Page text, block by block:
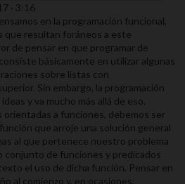
· 3:16
en la programación funcional,
que resultan foráneos a este
de pensar en que programar de
básicamente en utilizar algunas
sobre listas con
Sin embargo, la programación
y va mucho más allá de eso.
orientadas a funciones, debemos ser
que arroje una solución general
al que pertenece nuestro problema
conjunto de funciones y predicados
el uso de dicha función. Pensar en
al comienzo y, en ocasiones,